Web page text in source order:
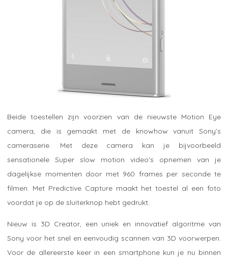
Beide toestellen zijn voorzien van de nieuwste Motion Eye
camera, die is gemaakt met de knowhow vanuit Sony’s
cameraserie. Met deze camera kan je bijvoorbeeld
sensationele Super slow motion video's opnemen van je
dagelijkse momenten door met 960 frames per seconde te
filmen. Met Predictive Capture maakt het toestel al een foto
voordat je op de sluiterknop hebt gedrukt.
Nieuw is 3D Creator, een uniek en innovatief algoritme van
Sony voor het snel en eenvoudig scannen van 3D voorwerpen.
Voor de allereerste keer in een smartphone kun je nu binnen